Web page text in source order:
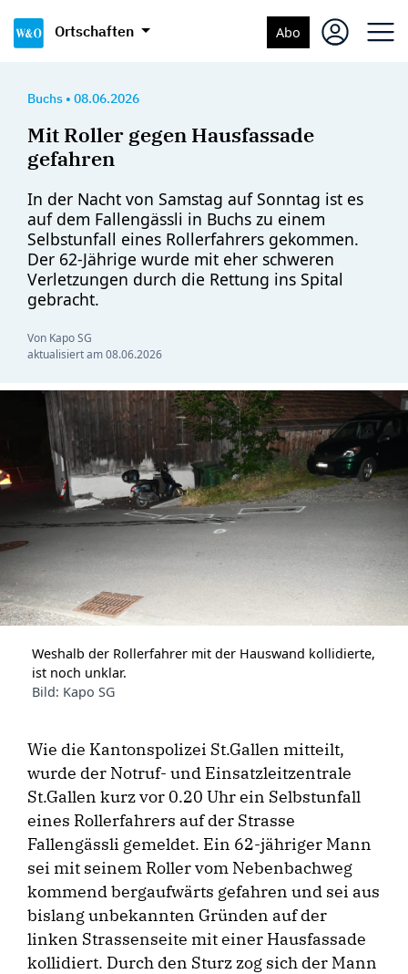
Ortschaften Abo
Buchs • 08.06.2026
Mit Roller gegen Hausfassade
gefahren
In der Nacht von Samstag auf Sonntag ist es
auf dem Fallengässli in Buchs zu einem
Selbstunfall eines Rollerfahrers gekommen.
Der 62-Jährige wurde mit eher schweren
Verletzungen durch die Rettung ins Spital
gebracht.
Von Kapo SG
aktualisiert am08.06.2026
Weshalb der Rollerfahrer mit der Hauswand kollidierte,
ist noch unklar.
Bild: Kapo SG
Wie die Kantonspolizei St.Gallen mitteilt,
wurde der Notruf- und Einsatzleitzentrale
St.Gallen kurz vor 0.20 Uhr ein Selbstunfall
eines Rollerfahrers auf der Strasse
Fallengässli gemeldet. Ein 62-jähriger Mann
sei mit seinem Roller vom Nebenbachweg
kommend bergaufwärts gefahren und sei aus
bislang unbekannten Gründen auf der
linken Strassenseite mit einer Hausfassade
kollidiert. Durch den Sturz zog sich der Mann